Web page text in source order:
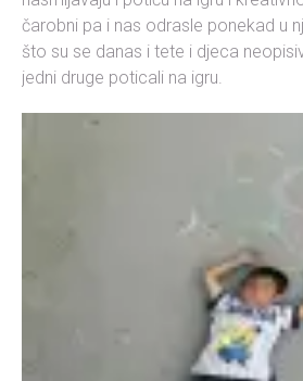
čarobni pa i nas odrasle ponekad u
što su se danas i tete i djeca
jedni druge poticali na igru.